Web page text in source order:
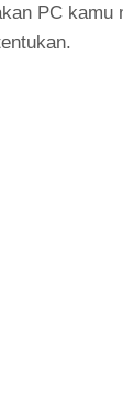
PC kamu